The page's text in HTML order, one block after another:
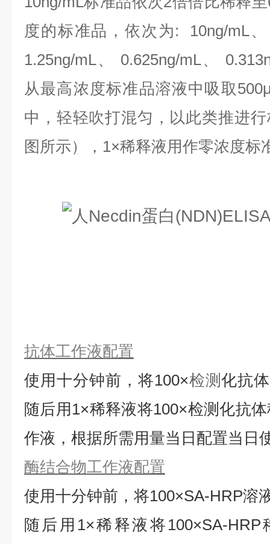
度的标准品，依次为: 10ng/mL
1.25ng/mL、 0.625ng/mL、
从最高浓度标准品溶液中吸取
中，轻轻吹打混匀，以此类推进
图所示），1×稀释液用作零浓度标
抗体工作液配置
使用十分钟前，将100×检测化抗
随后用1×稀释液将100×检测化抗
作液，根据所需用量当日配置当日
酶结合物工作液配置
使用十分钟前，将100×SA-HRP溶
随后用1×稀释液将100×SA-HRP